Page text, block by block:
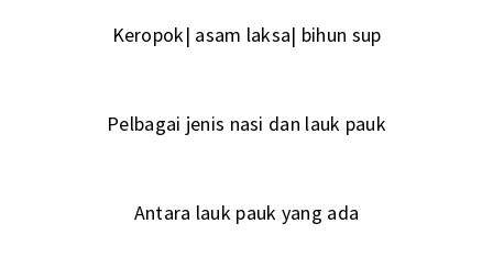
Keropok| asam laksa| bihun sup
Pelbagai jenis nasi dan lauk pauk
Antara lauk pauk yang ada